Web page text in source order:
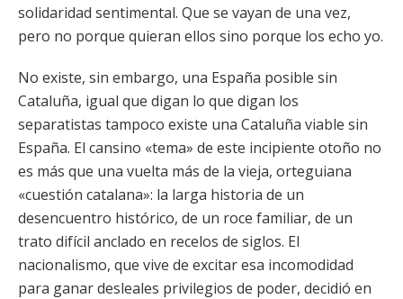
solidaridad sentimental. Que se vayan de una vez,
pero no porque quieran ellos sino porque los echo yo.
No existe, sin embargo, una España posible sin
Cataluña, igual que digan lo que digan los
separatistas tampoco existe una Cataluña viable sin
España. El cansino «tema» de este incipiente otoño no
es más que una vuelta más de la vieja, orteguiana
«cuestión catalana»: la larga historia de un
desencuentro histórico, de un roce familiar, de un
trato difícil anclado en recelos de siglos. El
nacionalismo, que vive de excitar esa incomodidad
para ganar desleales privilegios de poder, decidió en